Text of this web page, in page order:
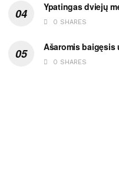
Ypatingas dviejų
0 SHARES
Ašaromis baigęsis
0 SHARES